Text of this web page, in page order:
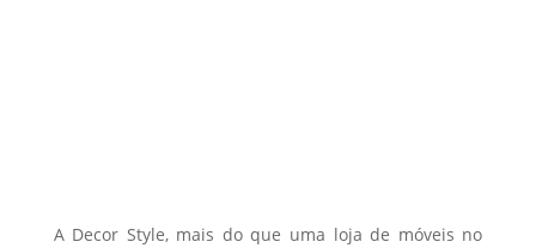
A Decor Style, mais do que uma loja de móveis no